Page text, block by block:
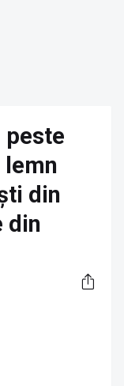
peste
din
din